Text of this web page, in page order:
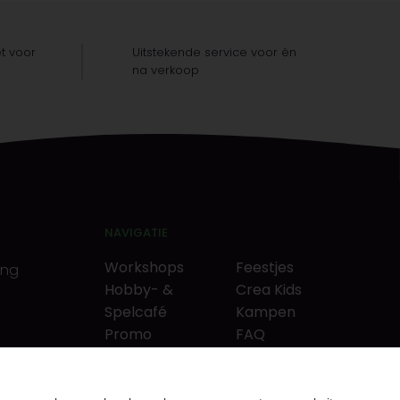
voor
Uitstekende service voor én
na verkoop
NAVIGATIE
Workshops
Hobby- &
Spelcafé
Promo
Feestjes
Crea Kids
Kampen
FAQ